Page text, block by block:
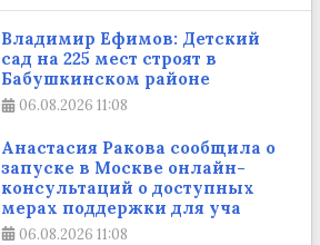
Владимир Ефимов: Детский
сад на 225 мест строят в
Бабушкинском районе
06.08.2026 11:08
Анастасия Ракова сообщила о
запуске в Москве онлайн-
консультаций о доступных
мерах поддержки для уча
06.08.2026 11:08